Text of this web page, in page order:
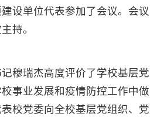
设单位代表参加了会议。会议
持。
瑞杰高度评价了学校基层党
事业发展和疫情防控工作中做
校党委向全校基层党组织、党